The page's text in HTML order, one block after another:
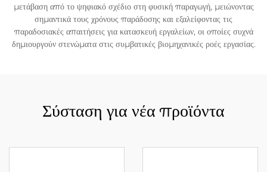
μετάβαση από το ψηφιακό σχέδιο στη φυσική παραγωγή, μειώνοντας
σημαντικά τους χρόνους παράδοσης και εξαλείφοντας τις
παραδοσιακές απαιτήσεις για κατασκευή εργαλείων, οι οποίες συχνά
δημιουργούν στενώματα στις συμβατικές βιομηχανικές ροές εργασίας.
Σύσταση για νέα προϊόντα